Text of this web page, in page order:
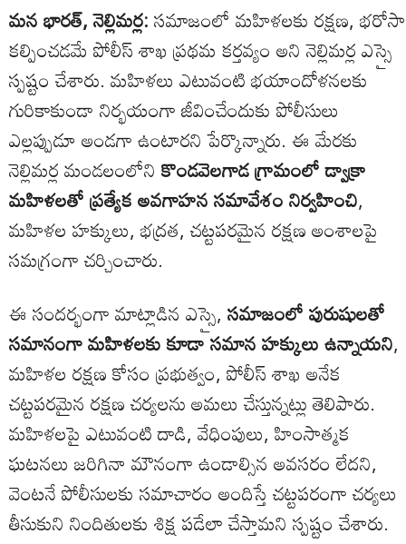
మన భారత్, నెల్లిమర్ల:సమాజంలో మహిళలకు రక్షణ, భరోసా
కల్పించడమే పోలీస్ శాఖ ప్రథమ కర్తవ్యం అని నెల్లిమర్ల ఎస్సై
స్పష్టం చేశారు. మహిళలు ఎటువంటి భయాందోళనలకు
గురికాకుండా నిర్భయంగా జీవించేందుకు పోలీసులు
ఎల్లప్పుడూ అండగా ఉంటారని పేర్కొన్నారు. ఈ మేరకు
నెల్లిమర్ల మండలంలోనికొండవెలగాడ గ్రామంలో డ్వాక్రా
మహిళలతో ప్రత్యేక అవగాహన సమావేశం నిర్వహించి,
మహిళల హక్కులు, భద్రత, చట్టపరమైన రక్షణ అంశాలపై
సమగ్రంగా చర్చించారు.
ఈ సందర్భంగా మాట్లాడిన ఎస్సై,సమాజంలో పురుషులతో
సమానంగా మహిళలకు కూడా సమాన హక్కులు ఉన్నాయని,
మహిళల రక్షణ కోసం ప్రభుత్వం, పోలీస్ శాఖ అనేక
చట్టపరమైన రక్షణ చర్యలను అమలు చేస్తున్నట్లు తెలిపారు.
మహిళలపై ఎటువంటి దాడి, వేధింపులు, హింసాత్మక
ఘటనలు జరిగినా మౌనంగా ఉండాల్సిన అవసరం లేదని,
వెంటనే పోలీసులకు సమాచారం అందిస్తే చట్టపరంగా చర్యలు
తీసుకుని నిందితులకు శిక్ష పడేలా చేస్తామని స్పష్టం చేశారు.